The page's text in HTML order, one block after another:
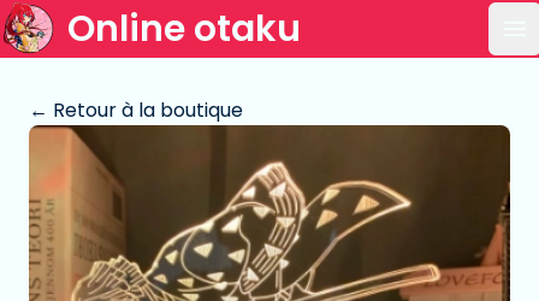
Online otaku
← Retour à la boutique